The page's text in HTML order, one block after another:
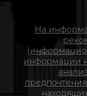
На
информации